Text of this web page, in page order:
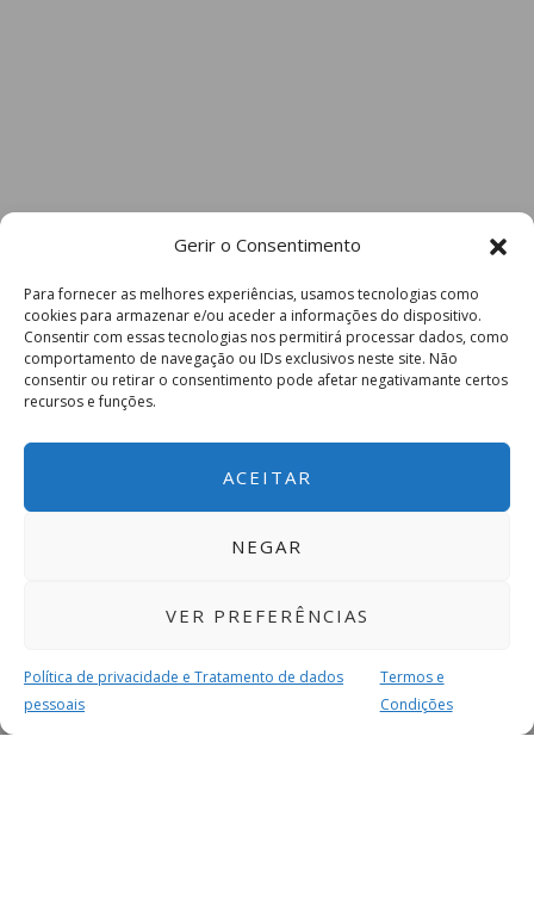
Gerir o Consentimento
Para fornecer as melhores experiências, usamos tecnologias como
cookies para armazenar e/ou aceder a informações do dispositivo.
Consentir com essas tecnologias nos permitirá processar dados, como
comportamento de navegação ou IDs exclusivos neste site. Não
consentir ou retirar o consentimento pode afetar negativamante certos
recursos e funções.
ACEITAR
NEGAR
VER PREFERÊNCIAS
Política de privacidade e Tratamento de dados
pessoais
Termos e
Condições